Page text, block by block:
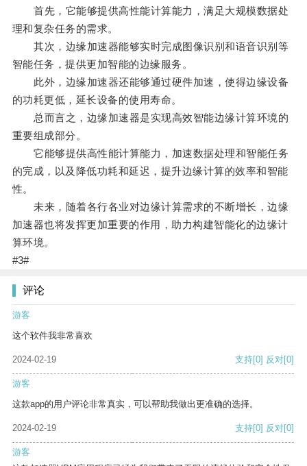
首先，它能够提供高性能计算能力，满足大规模数据处
理和复杂任务的需求。
其次，边缘加速器能够实时完成图像识别和语音识别等
智能任务，提供更加智能的边缘服务。
此外，边缘加速器还能够通过硬件加速，使得边缘设备
的功耗更低，延长设备的使用寿命。
总而言之，边缘加速器是实现高效智能边缘计算环境的
重要组成部分。
它能够提供高性能计算能力，加速数据处理和智能任务
的完成，以及降低功耗和延迟，提升边缘计算的效率和智能
性。
未来，随着各行各业对边缘计算需求的不断增长，边缘
加速器也将发挥更加重要的作用，助力构建智能化的边缘计
算环境。
#3#
评论
游客
这个软件我非常喜欢
2024-02-19 支持[0] 反对[0]
游客
这款app的用户评论非常真实，可以帮助我做出更准确的选择。
2024-02-19 支持[0] 反对[0]
游客